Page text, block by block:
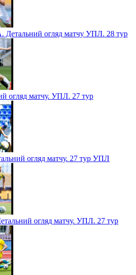
огляд матчу УПЛ. 28 тур
огляд матчу. УПЛ. 27 тур
огляд матчу. 27 тур УПЛ
огляд матчу. УПЛ. 27 тур